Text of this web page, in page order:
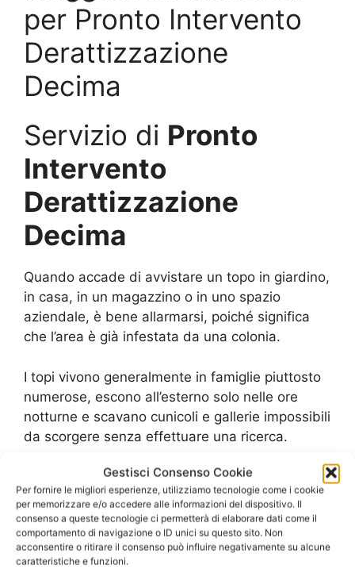
Gestisci Consenso Cookie
Per fornire le migliori esperienze, utilizziamo tecnologie come i cookie
per memorizzare e/o accedere alle informazioni del dispositivo. Il
consenso a queste tecnologie ci permetterà di elaborare dati come il
comportamento di navigazione o ID unici su questo sito. Non
acconsentire o ritirare il consenso può influire negativamente su alcune
caratteristiche e funzioni.
per Pronto Intervento
Derattizzazione
Decima
Servizio di Pronto
Intervento
Derattizzazione
Decima
Quando accade di avvistare un topo in giardino,
in casa, in un magazzino o in uno spazio
aziendale, è bene allarmarsi, poiché significa
che l’area è già infestata da una colonia.
I topi vivono generalmente in famiglie piuttosto
numerose, escono all’esterno solo nelle ore
notturne e scavano cunicoli e gallerie impossibili
da scorgere senza effettuare una ricerca.
Specialmente nelle aziende dove viene
effettuala la lavorazione e produzione di
alimenti, la presenza dei topi potrebbe
rappresentare un vero e proprio pericolo per la
salute delle persone e per l’ambiente stesso.